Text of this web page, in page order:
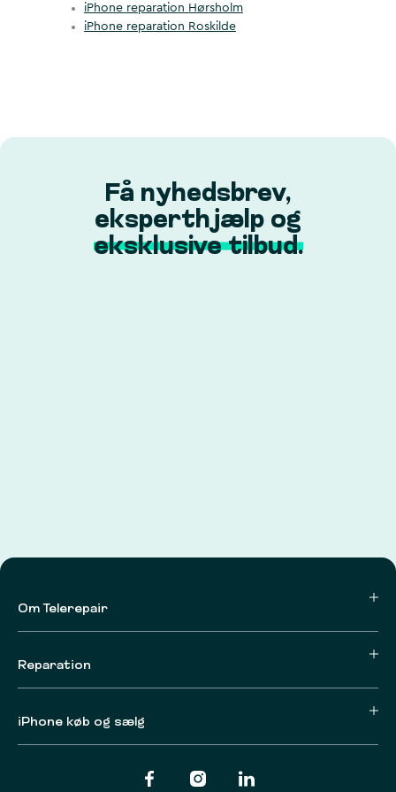
iPhone reparation Hørsholm
iPhone reparation Roskilde
Få nyhedsbrev,
eksperthjælp og
eksklusive tilbud.
Om Telerepair
Reparation
iPhone køb og sælg